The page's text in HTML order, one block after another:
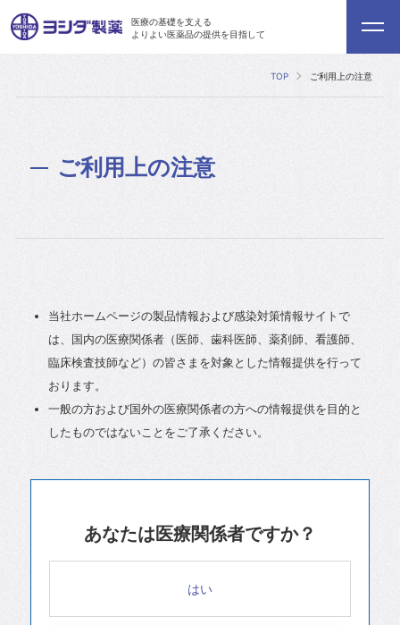
医療の基礎を支える
よりよい医薬品の提供を目指して
TOP ご利用上の注意
ご利用上の注意
当社ホームページの製品情報および感染対策情報サイトで
は、国内の医療関係者（医師、歯科医師、薬剤師、看護師、
臨床検査技師など）の皆さまを対象とした情報提供を行って
おります。
一般の方および国外の医療関係者の方への情報提供を目的と
したものではないことをご了承ください。
あなたは医療関係者ですか？
はい